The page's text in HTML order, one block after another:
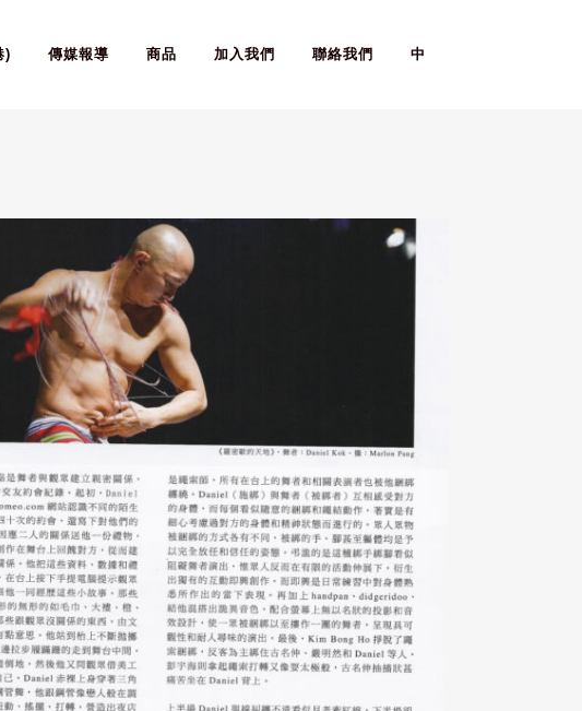
) 傳媒報導 商品 加入我們 聯絡我們 中